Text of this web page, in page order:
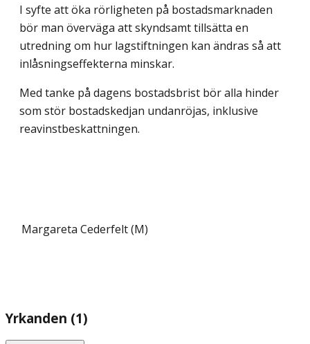
I syfte att öka rörligheten på bostadsmarknaden
bör man överväga att skyndsamt tillsätta en
utredning om hur lagstiftningen kan ändras så att
inlåsningseffekterna minskar.
Med tanke på dagens bostadsbrist bör alla hinder
som stör bostadskedjan undanröjas, inklusive
reavinstbeskattningen.
Margareta Cederfelt (M)
Yrkanden (1)